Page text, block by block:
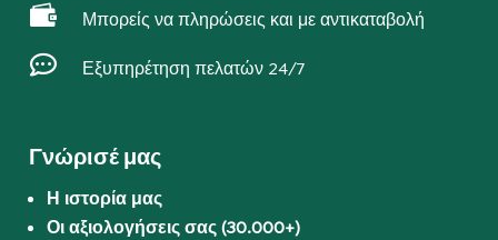
 Μπορείς να πληρώσεις και με αντικαταβολή
 Εξυπηρέτηση πελατών 24/7
Γνώρισέ μας
Η ιστορία μας
Οι αξιολογήσεις σας (30.000+)